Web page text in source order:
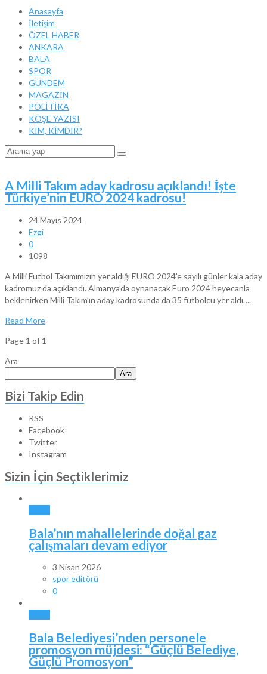
Anasayfa
İletişim
ÖZEL HABER
ANKARA
BALA
SPOR
GÜNDEM
MAGAZİN
POLİTİKA
KÖŞE YAZISI
KİM, KİMDİR?
A Milli Takım aday kadrosu açıklandı! İşte
Türkiye’nin EURO 2024 kadrosu!
24 Mayıs 2024
Ezgi
0
1098
A Milli Futbol Takımımızın yer aldığı EURO 2024’e sayılı günler kala aday
kadromuz da açıklandı. Almanya’da oynanacak Euro 2024 heyecanla
beklenirken Milli Takım’ın aday kadrosunda da 35 futbolcu yer aldı….
Read More
Page 1 of 1
Ara
Ara
Bizi Takip Edin
RSS
Facebook
Twitter
Instagram
Sizin İçin Seçtiklerimiz
Bala’nın mahallelerinde doğal gaz
çalışmaları devam ediyor
3 Nisan 2026
spor editörü
0
Bala Belediyesi’nden personele
promosyon müjdesi: “Güçlü Belediye,
Güçlü Promosyon”